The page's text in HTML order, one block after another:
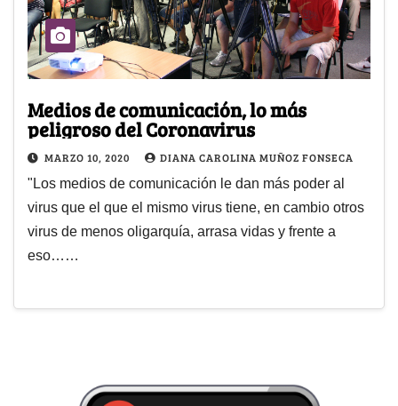
Medios de comunicación, lo más
peligroso del Coronavirus
MARZO 10, 2020 DIANA CAROLINA MUÑOZ FONSECA
"Los medios de comunicación le dan más poder al
virus que el que el mismo virus tiene, en cambio otros
virus de menos oligarquía, arrasa vidas y frente a
eso……